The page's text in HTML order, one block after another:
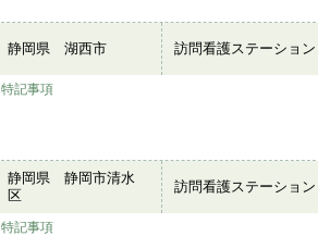
静岡県 湖西市 訪問看護ステーション
特記事項
静岡県 静岡市清水
区
訪問看護ステーション
特記事項